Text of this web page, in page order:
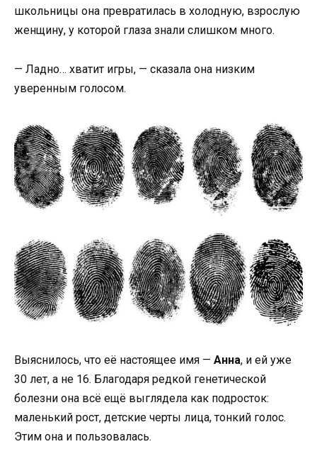
школьницы она превратилась в холодную, взрослую
женщину, у которой глаза знали слишком много.
— Ладно… хватит игры, — сказала она низким
уверенным голосом.
Выяснилось, что её настоящее имя — Анна, и ей уже
30 лет, а не 16. Благодаря редкой генетической
болезни она всё ещё выглядела как подросток:
маленький рост, детские черты лица, тонкий голос.
Этим она и пользовалась.